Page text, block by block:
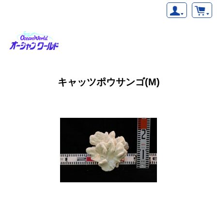
キャッツポウサンゴ(M)